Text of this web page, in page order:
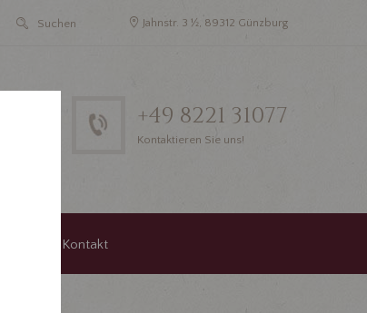
Jahnstr. 3 ½, 89312 Günzburg
+49 8221 31077
Kontaktieren Sie uns!
Kontakt